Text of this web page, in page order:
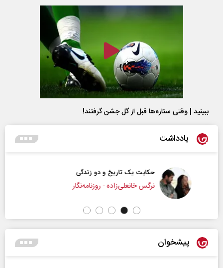
ببینید | وقتی ستاره‌ها قبل از گل جشن گرفتند!
یادداشت
حکایت یک تاریخ و دو زندگی
نرگس خانعلی‌زاده - روزنامه‌نگار
پیشخوان